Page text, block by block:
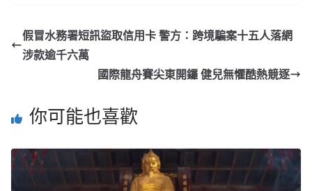
假冒水務署短訊盜取信用卡 警方：跨境騙案十五人落網
涉款逾千六萬
國際龍舟賽尖東開鑼 健兒無懼酷熱競逐
你可能也喜歡